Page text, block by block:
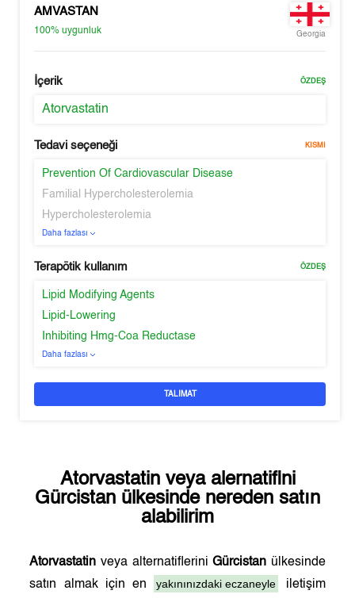
AMVASTAN
100%uygunluk Georgia
İçerik ÖZDEŞ
Atorvastatin
Tedavi seçeneği KISMI
Prevention Of Cardiovascular Disease
Familial Hypercholesterolemia
Hypercholesterolemia
Daha fazlası
Terapötik kullanım ÖZDEŞ
Lipid Modifying Agents
Lipid-Lowering
Inhibiting Hmg-Coa Reductase
Daha fazlası
TALIMAT
Atorvastatinveya alernatifini
Gürcistan ülkesinde nereden satın
alabilirim
Atorvastatin veya alternatifleriniGürcistan ülkesinde
satın almak için en
yakınınızdaki eczaneyle iletişim